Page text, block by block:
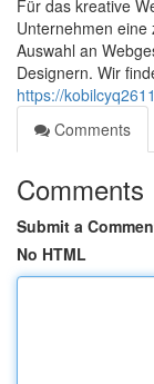
Für das kreative
Unternehmen
Auswahl an
Designern. Wir
https://
Comments
Comments
Submit a
No HTML